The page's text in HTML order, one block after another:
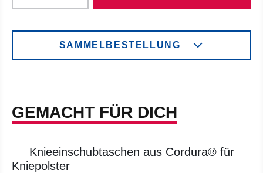
SAMMELBESTELLUNG
GEMACHT FÜR DICH
Knieeinschubtaschen aus Cordura® für
Kniepolster